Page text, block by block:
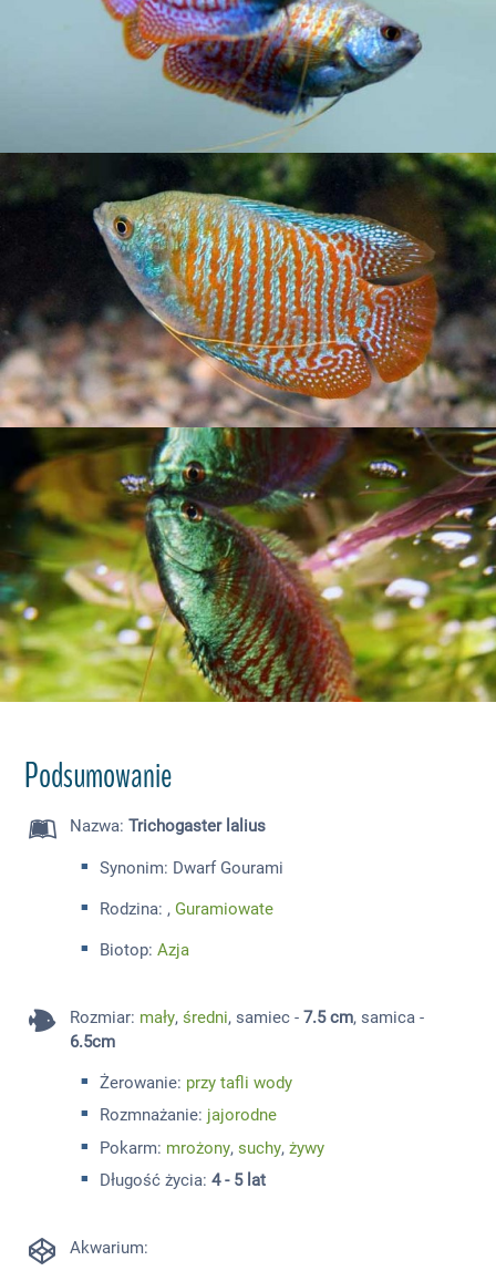
Podsumowanie
Nazwa:Trichogaster lalius
Synonim: Dwarf Gourami
Rodzina: , Guramiowate
Biotop: Azja
Rozmiar: mały,średni, samiec -7.5 cm, samica -
6.5cm
Żerowanie: przy tafli wody
Rozmnażanie: jajorodne
Pokarm: mrożony, suchy, żywy
Długość życia: 4 - 5 lat
Akwarium: